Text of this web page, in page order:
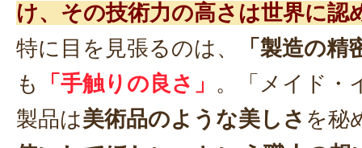
け、その技術力の高さは世界に認
特に目を見張るのは、
「製造の精
も
「手触りの良さ」 。「メイド・
製品は美術品のような美しさ を秘